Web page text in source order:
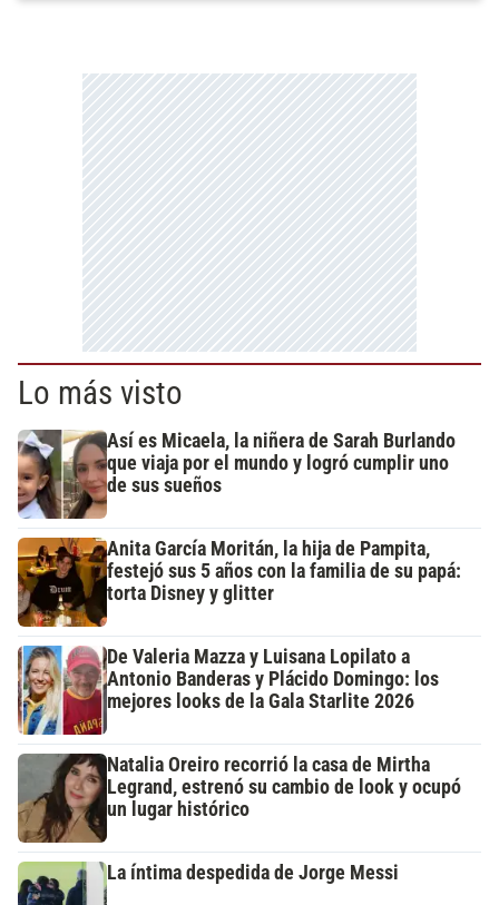
Lo más visto
Así es Micaela, la niñera de Sarah Burlando
que viaja por el mundo y logró cumplir uno
de sus sueños
Anita García Moritán, la hija de Pampita,
festejó sus 5 años con la familia de su papá:
torta Disney y glitter
De Valeria Mazza y Luisana Lopilato a
Antonio Banderas y Plácido Domingo: los
mejores looks de la Gala Starlite 2026
Natalia Oreiro recorrió la casa de Mirtha
Legrand, estrenó su cambio de look y ocupó
un lugar histórico
La íntima despedida de Jorge Messi